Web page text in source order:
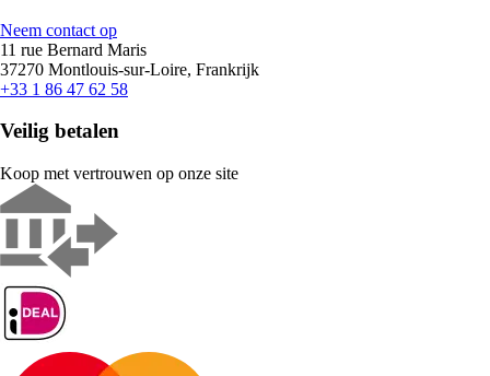
Neem contact op
11 rue Bernard Maris
37270 Montlouis-sur-Loire, Frankrijk
+33 1 86 47 62 58
Veilig betalen
Koop met vertrouwen op onze site